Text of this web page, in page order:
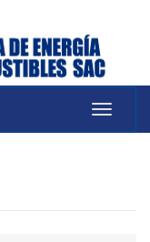
Toggle